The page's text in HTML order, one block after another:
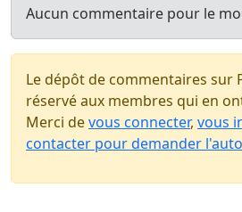
Aucun commentaire pour le
Le dépôt de commentaires sur
réservé aux membres qui en
Merci devous connecter, vous
contacter pour demander